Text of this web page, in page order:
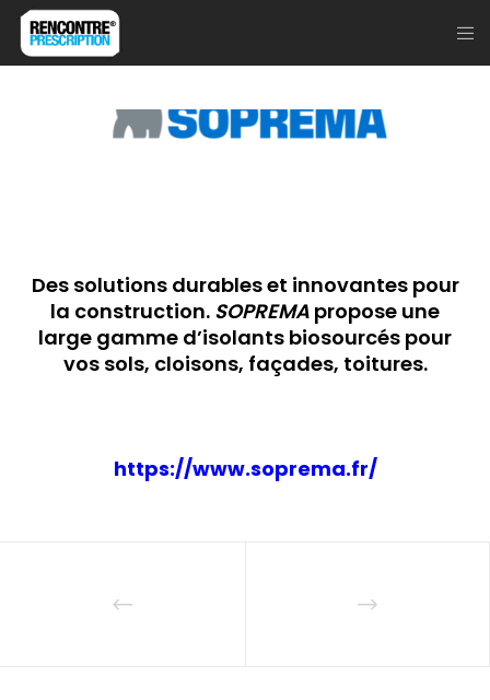
Des solutions durables et innovantes pour
la construction. SOPREMA propose une
large gamme d’isolants biosourcés pour
vos sols, cloisons, façades, toitures.
https://www.soprema.fr/